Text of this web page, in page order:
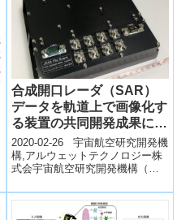
合成開口レーダ（SAR）
データを軌道上で画像化す
る装置の共同開発成果につ
いて
2020-02-26 宇宙航空研究開発機
構,アルウェットテクノロジー株
式会宇宙航空研究開発機構（以
ノロジー株式会社（以下、A...